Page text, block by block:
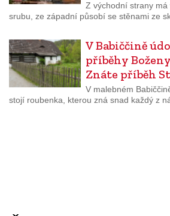
Z východní strany
srubu, ze západní působí se stěnami ze
V Babiččině
příběhy
Znáte příběh
V malebném
stojí roubenka, kterou zná snad každý z